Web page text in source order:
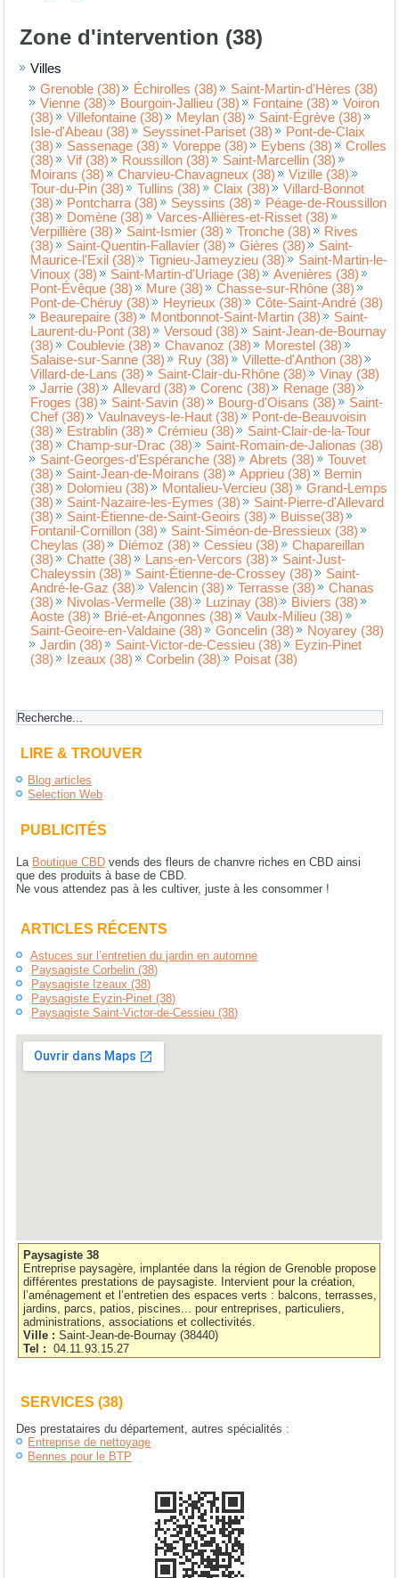
Zone d'intervention (38)
Villes
Grenoble (38)
Échirolles (38)
Saint-Martin-d'Hères (38)
Vienne (38)
Bourgoin-Jallieu (38) Fontaine (38)
Voiron
(38)
Villefontaine (38) Meylan (38)
Saint-Égrève (38)
Isle-d'Abeau (38)
Seyssinet-Pariset (38)
Pont-de-Claix
(38)
Sassenage (38) Voreppe (38) Eybens (38)
Crolles
(38)
Vif (38) Roussillon (38)
Saint-Marcellin (38)
Moirans (38)
Charvieu-Chavagneux (38)
Vizille (38)
Tour-du-Pin (38)
Tullins (38) Claix (38)
Villard-Bonnot
(38)
Pontcharra (38) Seyssins (38)
Péage-de-Roussillon
(38)
Domène (38)
Varces-Allières-et-Risset (38)
Verpillière (38)
Saint-Ismier (38) Tronche (38)
Rives
(38)
Saint-Quentin-Fallavier (38) Gières (38)
Saint-
Maurice-l'Exil (38)
Tignieu-Jameyzieu (38)
Saint-Martin-le-
Vinoux (38)
Saint-Martin-d'Uriage (38)
Avenières (38)
Pont-Évêque (38)
Mure (38)
Chasse-sur-Rhône (38)
Pont-de-Chéruy (38)
Heyrieux (38)
Côte-Saint-André (38)
Beaurepaire (38)
Montbonnot-Saint-Martin (38)
Saint-
Laurent-du-Pont (38)
Versoud (38)
Saint-Jean-de-Bournay
(38)
Coublevie (38) Chavanoz (38)
Morestel (38)
Salaise-sur-Sanne (38)
Ruy (38)
Villette-d'Anthon (38)
Villard-de-Lans (38)
Saint-Clair-du-Rhône (38)
Vinay (38)
Jarrie (38)
Allevard (38) Corenc (38)
Renage (38)
Froges (38)
Saint-Savin (38) Bourg-d'Oisans (38)
Saint-
Chef (38)
Vaulnaveys-le-Haut (38)
Pont-de-Beauvoisin
(38)
Estrablin (38) Crémieu (38)
Saint-Clair-de-la-Tour
(38)
Champ-sur-Drac (38)
Saint-Romain-de-Jalionas (38)
Saint-Georges-d'Espéranche (38)
Abrets (38)
Touvet
(38)
Saint-Jean-de-Moirans (38) Apprieu (38)
Bernin
(38)
Dolomieu (38) Montalieu-Vercieu (38)
Grand-Lemps
(38)
Saint-Nazaire-les-Eymes (38)
Saint-Pierre-d'Allevard
(38)
Saint-Étienne-de-Saint-Geoirs (38)
Buisse(38)
Fontanil-Cornillon (38)
Saint-Siméon-de-Bressieux (38)
Cheylas (38)
Diémoz (38) Cessieu (38)
Chapareillan
(38)
Chatte (38) Lans-en-Vercors (38)
Saint-Just-
Chaleyssin (38)
Saint-Étienne-de-Crossey (38)
Saint-
André-le-Gaz (38)
Valencin (38) Terrasse (38)
Chanas
(38)
Nivolas-Vermelle (38) Luzinay (38)
Biviers (38)
Aoste (38)
Brié-et-Angonnes (38)
Vaulx-Milieu (38)
Saint-Geoire-en-Valdaine (38)
Goncelin (38)
Noyarey (38)
Jardin (38)
Saint-Victor-de-Cessieu (38)
Eyzin-Pinet
(38)
Izeaux (38) Corbelin (38) Poisat (38)
LIRE & TROUVER
Blog articles
Selection Web
PUBLICITÉS
La Boutique CBD vends des fleurs de chanvre riches en CBD ainsi
que des produits à base de CBD.
Ne vous attendez pas à les cultiver, juste à les consommer !
ARTICLES RÉCENTS
Astuces sur l’entretien du jardin en automne
Paysagiste Corbelin (38)
Paysagiste Izeaux (38)
Paysagiste Eyzin-Pinet (38)
Paysagiste Saint-Victor-de-Cessieu (38)
Paysagiste 38
Entreprise paysagère, implantée dans la région de Grenoble propose
différentes prestations de paysagiste. Intervient pour la création,
l’aménagement et l’entretien des espaces verts : balcons, terrasses,
jardins, parcs, patios, piscines... pour entreprises, particuliers,
administrations, associations et collectivités.
Ville :Saint-Jean-de-Bournay(38440)
Tel :
04.11.93.15.27
SERVICES (38)
Des prestataires du département, autres spécialités :
Entreprise de nettoyage
Bennes pour le BTP